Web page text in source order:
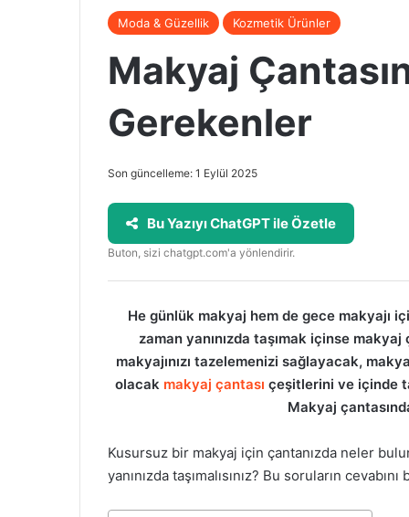
Moda & Güzellik Kozmetik Ürünler
Makyaj
Gerekenler
Son güncelleme: 1 Eylül 2025
Bu Yazıyı ChatGPT ile Özetle
Buton, sizi chatgpt.com'a yönlendirir.
He günlük makyaj hem de gece makyajı
zaman yanınızda taşımak içinse
makyajınızı tazelemenizi sağlayacak,
olacak makyaj çantası çeşitlerini ve içinde
Makyaj
Kusursuz bir makyaj için çantanızda neler
yanınızda taşımalısınız? Bu soruların